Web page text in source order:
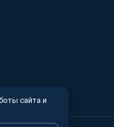
сайта и